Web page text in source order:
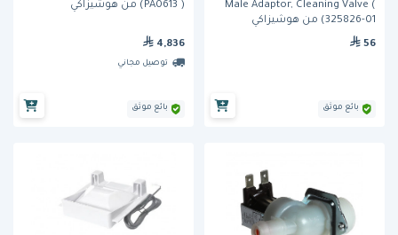
Male Adaptor, Cleaning Valve (
325826-01) من هوشيزاكي
56
بائع موثق
( PA0613) من هوشيزاكي
4,836
توصيل مجاني
بائع موثق